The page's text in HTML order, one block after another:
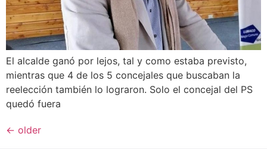
El alcalde ganó por lejos, tal y como estaba previsto,
mientras que 4 de los 5 concejales que buscaban la
reelección también lo lograron. Solo el concejal del PS
quedó fuera
← older